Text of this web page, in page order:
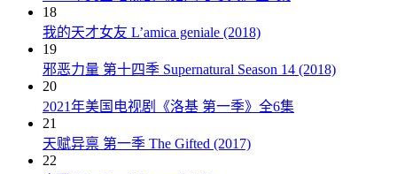
18
我的天才女友 L’amica geniale (2018)
19
邪恶力量 第十四季 Supernatural Season 14 (2018)
20
2021年美国电视剧《洛基 第一季》全6集
21
天赋异禀 第一季 The Gifted (2017)
22